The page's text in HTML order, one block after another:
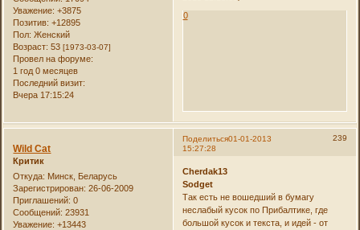
Уважение: +3875
Позитив: +12895
Пол: Женский
Возраст: 53[1973-03-07]
Провел на форуме:
1 год 0 месяцев
Последний визит:
Вчера 17:15:24
0
Поделиться 239
01-01-2013
15:27:28
Wild Cat
Критик
Откуда: Минск, Беларусь
Зарегистрирован: 26-06-2009
Приглашений: 0
Сообщений: 23931
Уважение: +13443
Cherdak13
Sodget
Так есть не вошедший в бумагу
неслабый кусок по Прибалтике, где
большой кусок и текста, и идей - от